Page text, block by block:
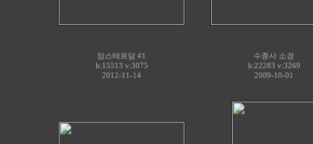
암스테르담 #1
h:15513 v:3075
2012-11-14
수종사 소경
h:22283 v:3269
2009-10-01